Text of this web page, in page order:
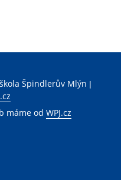
Špindlerův Mlýn |
máme od WPJ.cz